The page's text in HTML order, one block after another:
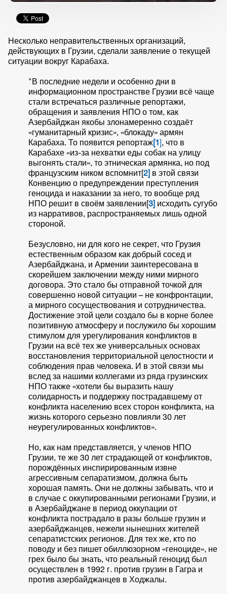
Несколько неправительственных организаций,
действующих в Грузии, сделали заявление о текущей
ситуации вокруг Карабаха.
"В последние недели и особенно дни в
информационном пространстве Грузии всё чаще
стали встречаться различные репортажи,
обращения и заявления НПО о том, как
Азербайджан якобы злонамеренно создаёт
«гуманитарный кризис», «блокаду» армян
Карабаха. То появится репортаж[1], что в
Карабахе «из-за нехватки еды собак на улицу
выгонять стали», то этническая армянка, но под
французским ником вспомнит[2] в этой связи
Конвенцию о предупреждении преступления
геноцида и наказании за него, то вообще ряд
НПО решит в своём заявлении[3] исходить сугубо
из нарративов, распространяемых лишь одной
стороной.
Безусловно, ни для кого не секрет, что Грузия
естественным образом как добрый сосед и
Азербайджана, и Армении заинтересована в
скорейшем заключении между ними мирного
договора. Это стало бы отправной точкой для
совершенно новой ситуации – не конфронтации,
а мирного сосуществования и сотрудничества.
Достижение этой цели создало бы в корне более
позитивную атмосферу и послужило бы хорошим
стимулом для урегулирования конфликтов в
Грузии на всё тех же универсальных основах
восстановления территориальной целостности и
соблюдения прав человека. И в этой связи мы
вслед за нашими коллегами из ряда грузинских
НПО также «хотели бы выразить нашу
солидарность и поддержку пострадавшему от
конфликта населению всех сторон конфликта, на
жизнь которого серьезно повлияли 30 лет
неурегулированных конфликтов».
Но, как нам представляется, у членов НПО
Грузии, те же 30 лет страдающей от конфликтов,
порождённых инспирированным извне
агрессивным сепаратизмом, должна быть
хорошая память. Они не должны забывать, что и
в случае с оккупированными регионами Грузии, и
в Азербайджане в период оккупации от
конфликта пострадало в разы больше грузин и
азербайджанцев, нежели нынешних жителей
сепаратистских регионов. Для тех же, кто по
поводу и без пишет обиллюзорном «геноциде», не
грех было бы знать, что реальный геноцид был
осуществлен в 1992 г. против грузин в Гагра и
против азербайджанцев в Ходжалы.